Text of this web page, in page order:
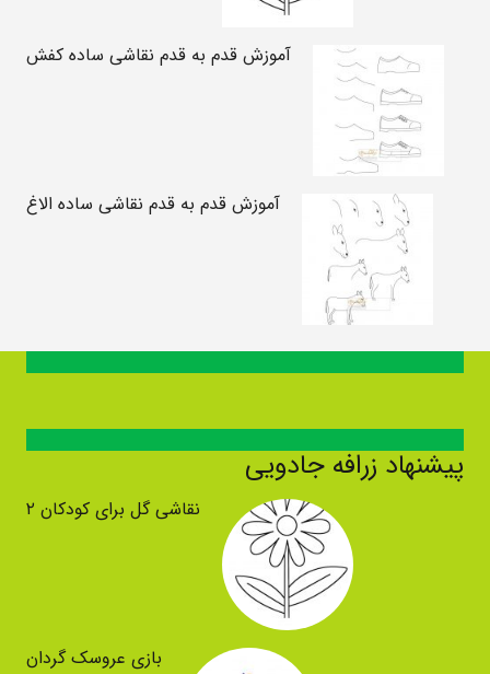
آموزش قدم به قدم نقاشی ساده کفش
آموزش قدم به قدم نقاشی ساده الاغ
پیشنهاد زرافه جادویی
نقاشی گل برای کودکان ۲
بازی عروسک گردان